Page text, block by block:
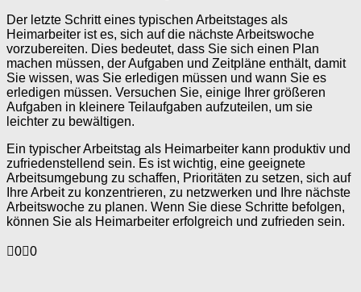
Der letzte Schritt eines typischen Arbeitstages als
Heimarbeiter ist es, sich auf die nächste Arbeitswoche
vorzubereiten. Dies bedeutet, dass Sie sich einen Plan
machen müssen, der Aufgaben und Zeitpläne enthält, damit
Sie wissen, was Sie erledigen müssen und wann Sie es
erledigen müssen. Versuchen Sie, einige Ihrer größeren
Aufgaben in kleinere Teilaufgaben aufzuteilen, um sie
leichter zu bewältigen.
Ein typischer Arbeitstag als Heimarbeiter kann produktiv und
zufriedenstellend sein. Es ist wichtig, eine geeignete
Arbeitsumgebung zu schaffen, Prioritäten zu setzen, sich auf
Ihre Arbeit zu konzentrieren, zu netzwerken und Ihre nächste
Arbeitswoche zu planen. Wenn Sie diese Schritte befolgen,
können Sie als Heimarbeiter erfolgreich und zufrieden sein.
Anklicken
0 Anklicken
0